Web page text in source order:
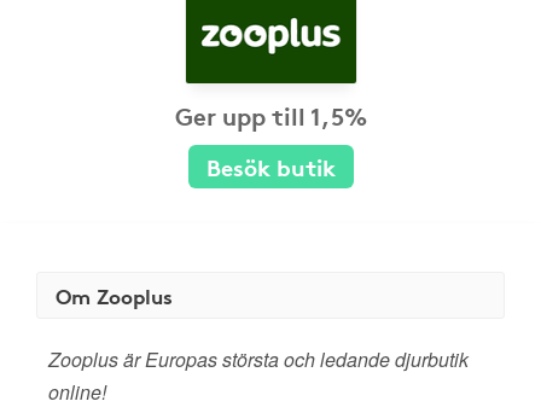
Ger upp till 1,5%
Besök butik
Om Zooplus
Zooplus är Europas största och ledande djurbutik
online!